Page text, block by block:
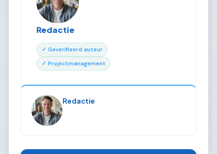
Redactie
✓ Geverifieerd auteur
✓ Projectmanagement
Redactie